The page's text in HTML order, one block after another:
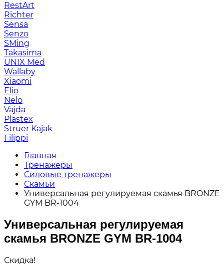
RestArt
Richter
Sensa
Senzo
SMing
Takasima
UNIX Med
Wallaby
Xiaomi
Elio
Nelo
Vajda
Plastex
Struer Kajak
Filippi
Главная
Тренажеры
Силовые тренажеры
Скамьи
Универсальная регулируемая скамья BRONZE
GYM BR-1004
Универсальная регулируемая
скамья BRONZE GYM BR-1004
Скидка!